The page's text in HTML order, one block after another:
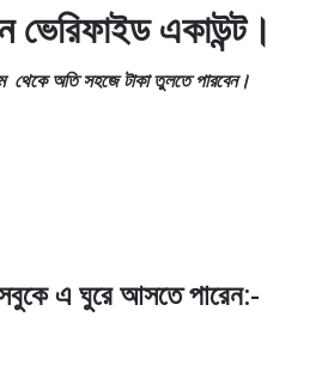
ভেরিফাইড একাউন্ট।
থেকে অতি সহজে টাকা তুলতে পারবেন।
এ ঘুরে আসতে পারেন:-